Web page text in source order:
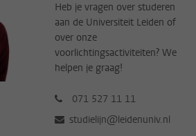
Heb je vragen over studeren
aan de Universiteit Leiden of
over onze
voorlichtingsactiviteiten? We
helpen je graag!
071 527 11 11
studielijn@leidenuniv.nl